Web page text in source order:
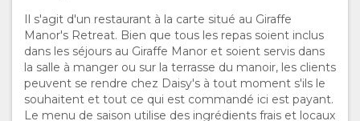
Il s'agit d'un restaurant à la carte situé au Giraffe
Manor's Retreat. Bien que tous les repas soient inclus
dans les séjours au Giraffe Manor et soient servis dans
la salle à manger ou sur la terrasse du manoir, les clients
peuvent se rendre chez Daisy's à tout moment s'ils le
souhaitent et tout ce qui est commandé ici est payant.
Le menu de saison utilise des ingrédients frais et locaux